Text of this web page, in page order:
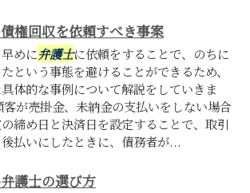
権回収を依頼すべき事案
めに弁護士に依頼をすることで、のちに
という事態を避けることができるため、
体的な事例について解説をしていきま
が売掛金、未納金の支払いをしない場合
締め日と決済日を設定することで、取引
払いにしたときに、債務者が...
護士の選び方